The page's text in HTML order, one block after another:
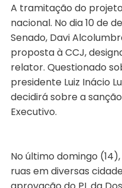
A tramitação do
nacional. No dia 10 de
Senado, Davi
proposta à CCJ,
relator. Questionado
presidente Luiz Inácio
decidirá sobre a
Executivo.
No último domingo
ruas em diversas